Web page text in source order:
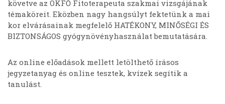
követve az OKFŐ Fitoterapeuta szakmai vizsgájának
témaköreit. Eközben nagy hangsúlyt fektetünk a mai
kor elvárásainak megfelelő HATÉKONY, MINŐSÉGI ÉS
BIZTONSÁGOS gyógynövényhasználat bemutatására.
Az online előadások mellett letölthető írásos
jegyzetanyag és online tesztek, kvízek segítik a
tanulást.